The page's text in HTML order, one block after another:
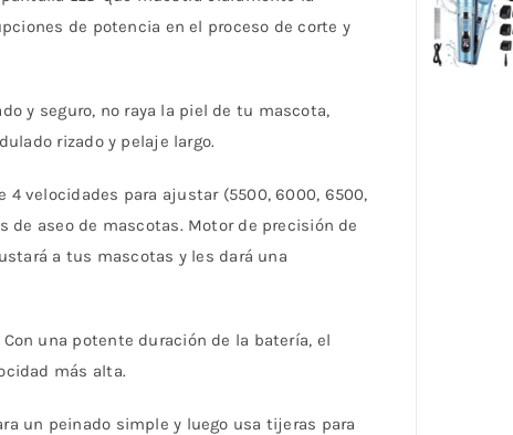
de potencia en el proceso de corte y
y seguro, no raya la piel de tu mascota,
rizado y pelaje largo.
velocidades para ajustar (5500, 6000, 6500,
de aseo de mascotas. Motor de precisión de
a tus mascotas y les dará una
una potente duración de la batería, el
más alta.
un peinado simple y luego usa tijeras para